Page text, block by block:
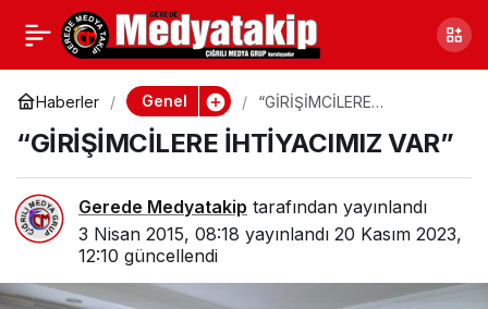
Haberler Genel
“GİRİŞİMCİLERE
“GİRİŞİMCİLERE İHTİYACIMIZ VAR”
Gerede Medyatakip tarafından yayınlandı
3 Nisan 2015, 08:18 yayınlandı 20 Kasım 2023,
12:10 güncellendi
GEREDE’DEN, TERÖRÜ
LANETLEDİLER
Paylaş